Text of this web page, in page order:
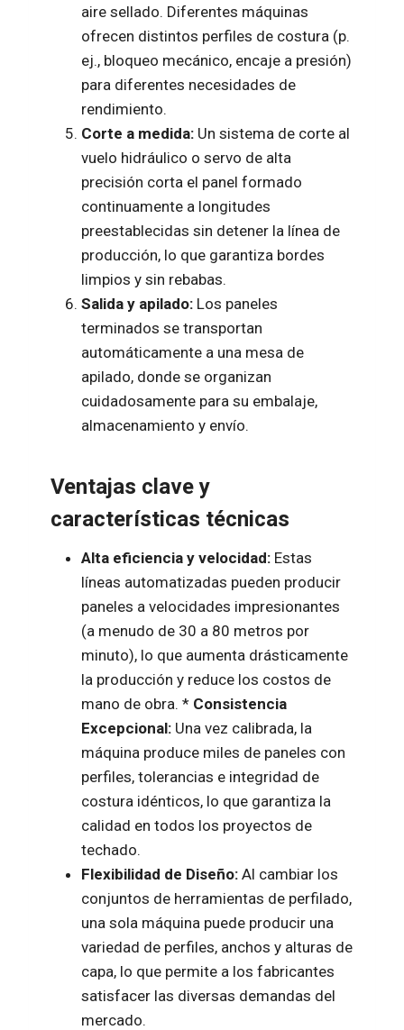
aire sellado. Diferentes máquinas
ofrecen distintos perfiles de costura (p.
ej., bloqueo mecánico, encaje a presión)
para diferentes necesidades de
rendimiento.
Corte a medida: Un sistema de corte al
vuelo hidráulico o servo de alta
precisión corta el panel formado
continuamente a longitudes
preestablecidas sin detener la línea de
producción, lo que garantiza bordes
limpios y sin rebabas.
Salida y apilado: Los paneles
terminados se transportan
automáticamente a una mesa de
apilado, donde se organizan
cuidadosamente para su embalaje,
almacenamiento y envío.
Ventajas clave y
características técnicas
Alta eficiencia y velocidad: Estas
líneas automatizadas pueden producir
paneles a velocidades impresionantes
(a menudo de 30 a 80 metros por
minuto), lo que aumenta drásticamente
la producción y reduce los costos de
mano de obra. * Consistencia
Excepcional: Una vez calibrada, la
máquina produce miles de paneles con
perfiles, tolerancias e integridad de
costura idénticos, lo que garantiza la
calidad en todos los proyectos de
techado.
Flexibilidad de Diseño: Al cambiar los
conjuntos de herramientas de perfilado,
una sola máquina puede producir una
variedad de perfiles, anchos y alturas de
capa, lo que permite a los fabricantes
satisfacer las diversas demandas del
mercado.